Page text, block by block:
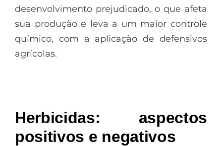
desenvolvimento prejudicado, o que afeta
sua produção e leva a um maior controle
químico, com a aplicação de defensivos
agrícolas.
Herbicidas: aspectos
positivos e negativos